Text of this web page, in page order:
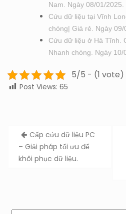
Nam. Ngày 08/01/2025.
Cứu dữ liệu tại Vĩnh
chóng| Giá rẻ. Ngày 09/
Cứu dữ liệu ở Hà Tĩnh.
Nhanh chóng. Ngày 10/
5/5 - (1 vote)
Post Views: 65
Post
navigation
Cấp cứu dữ liệu PC
– Giải pháp tối ưu để
khôi phục dữ liệu.